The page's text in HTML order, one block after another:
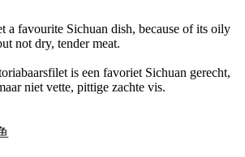
a favourite Sichuan dish, because of its oily
not dry, tender meat.
is een favoriet Sichuan gerecht,
niet vette, pittige zachte vis.